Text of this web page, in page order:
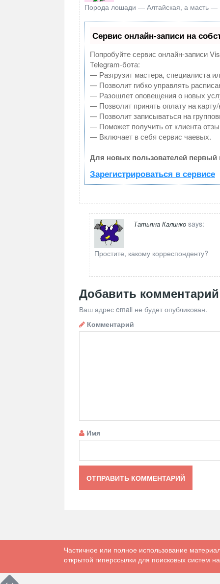
Порода лошади — Алтайская, а масть —
Сервис онлайн-записи на
Попробуйте сервис онлайн-записи
Telegram-бота:
— Разгрузит мастера, специалиста
— Позволит гибко управлять
— Разошлет оповещения о новых
— Позволит принять оплату на
— Позволит записываться на
— Поможет получить от клиента
— Включает в себя сервис чаевых.
Для новых пользователей первый
Зарегистрироваться в сервисе
Татьяна Калинко says:
Простите, какому корреспонденту?
Добавить комментарий
Ваш адрес email не будет опубликован.
Комментарий
Имя
Частичное или полное использование
открытой гиперссылки для поисковых систем